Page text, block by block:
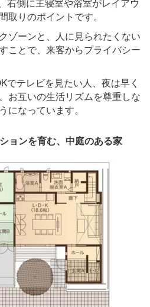
取りのポイントです。
ゾーンと、人に見られたくない
ことで、来客からプライバシー
でテレビを見たい人、夜は早く
お互いの生活リズムを尊重しな
になっています。
ョンを育む、中庭のある家